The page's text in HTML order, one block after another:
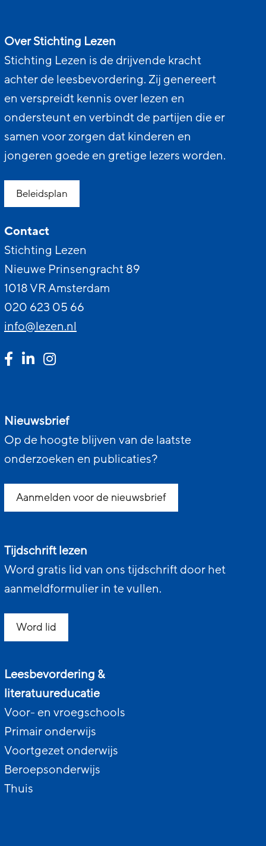
Over Stichting Lezen
Stichting Lezen is de drijvende kracht
achter de leesbevordering. Zij genereert
en verspreidt kennis over lezen en
ondersteunt en verbindt de partijen die er
samen voor zorgen dat kinderen en
jongeren goede en gretige lezers worden.
Beleidsplan
Contact
Stichting Lezen
Nieuwe Prinsengracht 89
1018 VR Amsterdam
020 623 05 66
info@lezen.nl
Nieuwsbrief
Op de hoogte blijven van de laatste
onderzoeken en publicaties?
Aanmelden voor de nieuwsbrief
Tijdschrift lezen
Word gratis lid van ons tijdschrift door het
aanmeldformulier in te vullen.
Word lid
Leesbevordering &
literatuureducatie
Voor- en vroegschools
Primair onderwijs
Voortgezet onderwijs
Beroepsonderwijs
Thuis